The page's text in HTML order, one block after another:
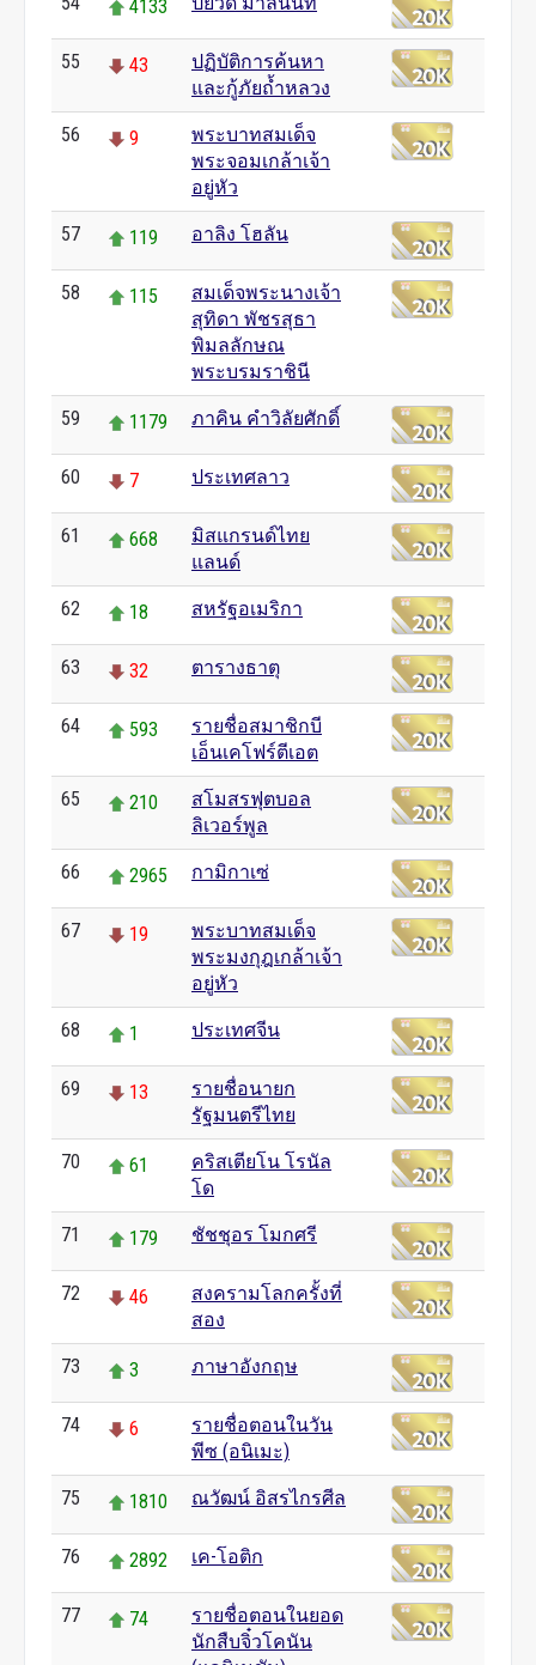
4133
55 43
ปฏิบัติการค้นหา
และกู้ภัยถ้ำหลวง
56 9
พระบาทสมเด็จ
พระจอมเกล้าเจ้า
อยู่หัว
57 119 อาลิง โฮลัน
58 115
สมเด็จพระนางเจ้า
สุทิดา พัชรสุธา
พิมลลักษณ
พระบรมราชินี
59 1179 ภาคิน คำวิลัยศักดิ์
60 7 ประเทศลาว
61 668
มิสแกรนด์ไทย
แลนด์
62 18 สหรัฐอเมริกา
63 32 ตารางธาตุ
64 593
รายชื่อสมาชิกบี
เอ็นเคโฟร์ตีเอต
65 210
สโมสรฟุตบอล
ลิเวอร์พูล
66 2965 กามิกาเซ่
67 19
พระบาทสมเด็จ
พระมงกุฎเกล้าเจ้า
อยู่หัว
68 1 ประเทศจีน
69 13
รายชื่อนายก
รัฐมนตรีไทย
70 61
คริสเตียโน โรนัล
โด
71 179 ชัชชุอร โมกศรี
72 46
สงครามโลกครั้งที่
สอง
73 3 ภาษาอังกฤษ
74 6
รายชื่อตอนในวัน
พีซ (อนิเมะ)
75 1810 ณวัฒน์ อิสรไกรศีล
76 2892 เค-โอติก
77 74
รายชื่อตอนในยอด
นักสืบจิ๋วโคนัน